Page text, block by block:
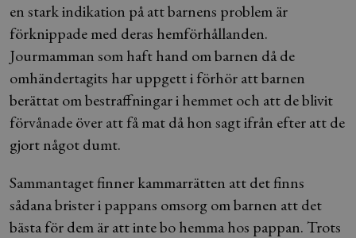
en stark indikation på att barnens problem är
förknippade med deras hemförhållanden.
Jourmamman som haft hand om barnen då de
omhändertagits har uppgett i förhör att barnen
berättat om bestraffningar i hemmet och att de blivit
förvånade över att få mat då hon sagt ifrån efter att de
gjort något dumt.
Sammantaget finner kammarrätten att det finns
sådana brister i pappans omsorg om barnen att det
bästa för dem är att inte bo hemma hos pappan. Trots